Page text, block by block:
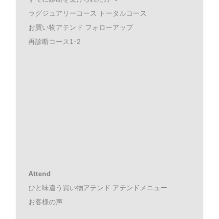
ラグジュアリーコース トータルコース
お買い物アテンド フォローアップ
再診断コース1･2
Attend
ひと味違う買い物アテンド アテンドメニュー
お客様の声